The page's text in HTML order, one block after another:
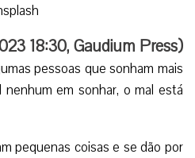
18:30,Gaudium Press)
pessoas que sonham mais
em sonhar, o mal está
pequenas coisas e se dão por